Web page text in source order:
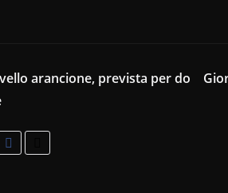
arancione, prevista per do